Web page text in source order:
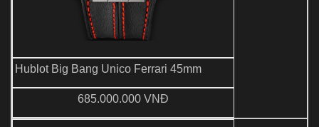
Hublot Big Bang Unico Ferrari 45mm
685.000.000 VNĐ